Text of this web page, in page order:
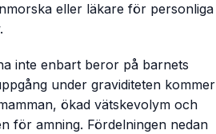
eller läkare för personliga
inte enbart beror på barnets
under graviditeten kommer
ökad vätskevolym och
för amning. Fördelningen nedan